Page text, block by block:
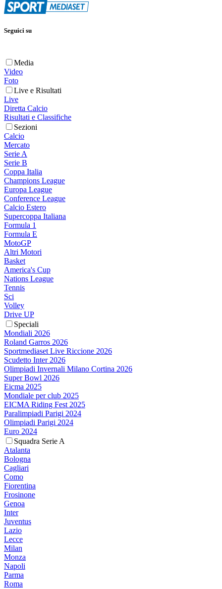
Seguici su
Media
Video
Foto
Live e Risultati
Live
Diretta Calcio
Risultati e Classifiche
Sezioni
Calcio
Mercato
Serie A
Serie B
Coppa Italia
Champions League
Europa League
Conference League
Calcio Estero
Supercoppa Italiana
Formula 1
Formula E
MotoGP
Altri Motori
Basket
America's Cup
Nations League
Tennis
Sci
Volley
Drive UP
Speciali
Mondiali 2026
Roland Garros 2026
Sportmediaset Live Riccione 2026
Scudetto Inter 2026
Olimpiadi Invernali Milano Cortina 2026
Super Bowl 2026
Eicma 2025
Mondiale per club 2025
EICMA Riding Fest 2025
Paralimpiadi Parigi 2024
Olimpiadi Parigi 2024
Euro 2024
Squadra Serie A
Atalanta
Bologna
Cagliari
Como
Fiorentina
Frosinone
Genoa
Inter
Juventus
Lazio
Lecce
Milan
Monza
Napoli
Parma
Roma